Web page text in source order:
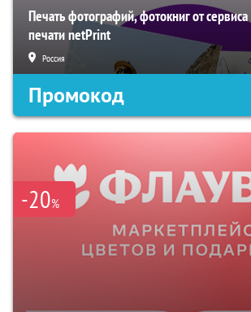
Печать фотографий, фотокниг от
печати netPrint
Россия
Промокод
-20%